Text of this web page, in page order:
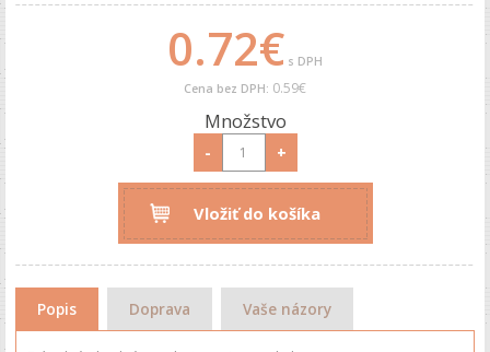
0.72€ s DPH
Cena bez DPH: 0.59€
Množstvo
- +
Vložiť do košíka
Popis Doprava Vaše názory